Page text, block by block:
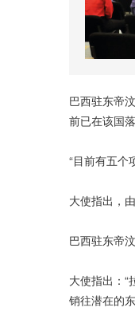
巴西驻东帝
前已在该国
“目前有五个
大使指出，
巴西驻东帝
大使指出：
销往潜在的